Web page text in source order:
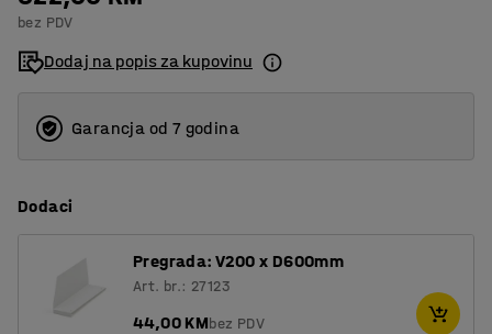
500
600
bez PDV
Dodaj na popis za kupovinu
Garancja od 7 godina
Dodaci
Pregrada: V200 x D600mm
Art. br.: 27123
44,00 KMbez PDV